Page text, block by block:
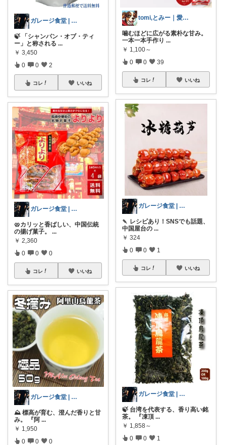
ガレージ食堂 | 開業準備中
🍃 「シャンパン・オブ・ティ
ー」と称される ...
￥ 3,450
0 0 2
コレ いいね
ガレージ食堂 | 開業準備中
🥨カリッと香ばしい、中国伝統
の揚げ菓子。 ...
￥ 2,360
0 0 0
コレ いいね
ガレージ食堂 | 開業準備中
⛰️ 標高が育む、澄んだ香りと甘
み。 『阿 ...
￥ 1,950
0 0 0
tomi,とみー｜愛犬家🐾
噛むほどに広がる素朴な甘み。
一本一本手作り ...
￥ 1,100～
0 0 39
コレ いいね
ガレージ食堂 | 開業準備中
🍡 レシピあり！SNSでも話題、
中国屋台の ...
￥ 324
0 0 1
コレ いいね
ガレージ食堂 | 開業準備中
🍃 台湾を代表する、香り高い銘
茶。 『凍頂 ...
￥ 1,858～
0 0 1